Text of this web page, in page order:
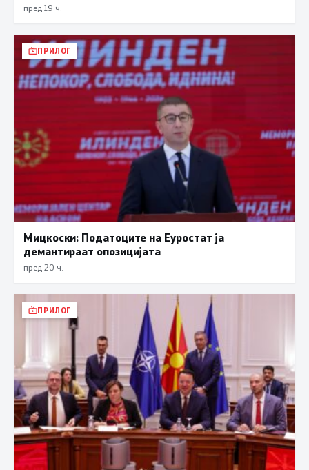
пред 19 ч.
ПРИЛОГ
Мицкоски: Податоците на Еуростат ја
демантираат опозицијата
пред 20 ч.
ПРИЛОГ